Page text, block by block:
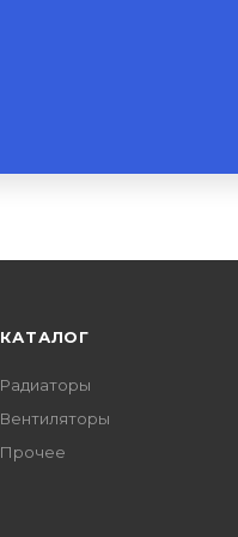
КАТАЛОГ
Радиаторы
Вентиляторы
Прочее